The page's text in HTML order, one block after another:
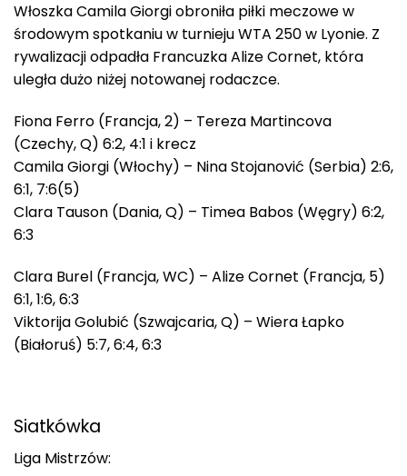
Włoszka Camila Giorgi obroniła piłki meczowe w
środowym spotkaniu w turnieju WTA 250 w Lyonie. Z
rywalizacji odpadła Francuzka Alize Cornet, która
uległa dużo niżej notowanej rodaczce.
Fiona Ferro (Francja, 2) – Tereza Martincova
(Czechy, Q) 6:2, 4:1 i krecz
Camila Giorgi (Włochy) – Nina Stojanović (Serbia) 2:6,
6:1, 7:6(5)
Clara Tauson (Dania, Q) – Timea Babos (Węgry) 6:2,
6:3
Clara Burel (Francja, WC) – Alize Cornet (Francja, 5)
6:1, 1:6, 6:3
Viktorija Golubić (Szwajcaria, Q) – Wiera Łapko
(Białoruś) 5:7, 6:4, 6:3
Siatkówka
Liga Mistrzów: